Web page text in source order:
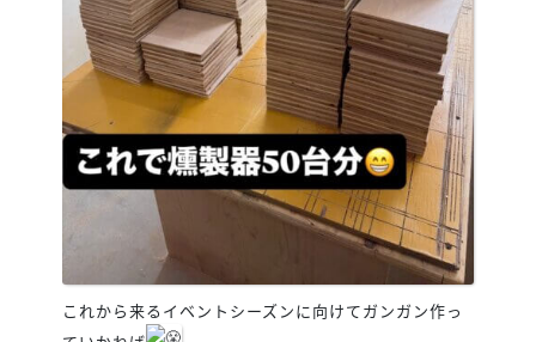
これから来るイベントシーズンに向けてガンガン作っ